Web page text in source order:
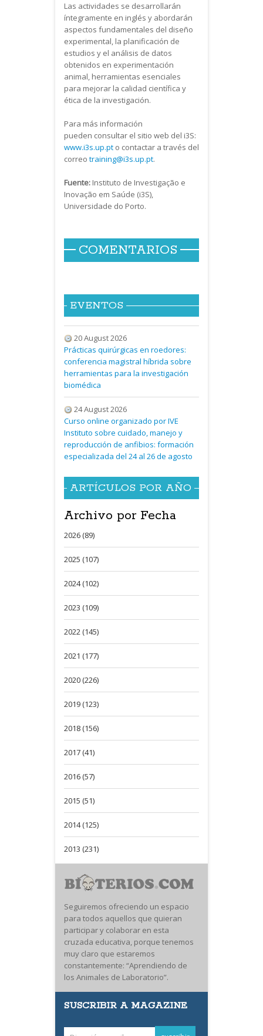
Las actividades se desarrollarán
íntegramente en inglés y abordarán
aspectos fundamentales del diseño
experimental, la planificación de
estudios y el análisis de datos
obtenidos en experimentación
animal, herramientas esenciales
para mejorar la calidad científica y
ética de la investigación.
Para más información
pueden consultar el sitio web del i3S:
www.i3s.up.pt o contactar a través del
correo training@i3s.up.pt.
Fuente: Instituto de Investigação e
Inovação em Saúde (i3S),
Universidade do Porto.
COMENTARIOS
EVENTOS
20 August 2026
Prácticas quirúrgicas en roedores:
conferencia magistral híbrida sobre
herramientas para la investigación
biomédica
24 August 2026
Curso online organizado por IVE
Instituto sobre cuidado, manejo y
reproducción de anfibios: formación
especializada del 24 al 26 de agosto
ARTÍCULOS POR AÑO
Archivo por Fecha
2026 (89)
2025 (107)
2024 (102)
2023 (109)
2022 (145)
2021 (177)
2020 (226)
2019 (123)
2018 (156)
2017 (41)
2016 (57)
2015 (51)
2014 (125)
2013 (231)
Seguiremos ofreciendo un espacio
para todos aquellos que quieran
participar y colaborar en esta
cruzada educativa, porque tenemos
muy claro que estaremos
constantemente: “Aprendiendo de
los Animales de Laboratorio”.
SUSCRIBIR A MAGAZINE